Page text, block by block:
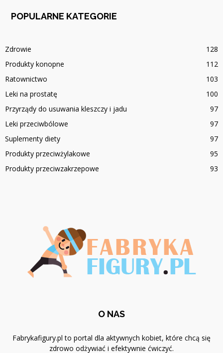
POPULARNE KATEGORIE
Zdrowie
128
Produkty konopne
112
Ratownictwo
103
Leki na prostatę
100
Przyrządy do usuwania kleszczy i jadu
97
Leki przeciwbólowe
97
Suplementy diety
97
Produkty przeciwżylakowe
95
Produkty przeciwzakrzepowe
93
O NAS
Fabrykafigury.pl to portal dla aktywnych kobiet, które chcą się
zdrowo odżywiać i efektywnie ćwiczyć.